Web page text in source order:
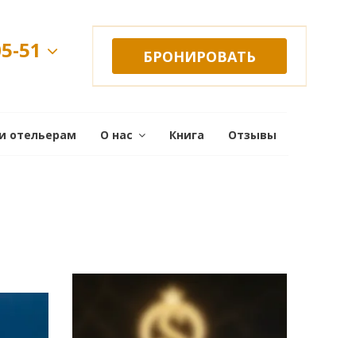
51 БРОНИРОВАТЬ
отельерам О нас Книга Отзывы